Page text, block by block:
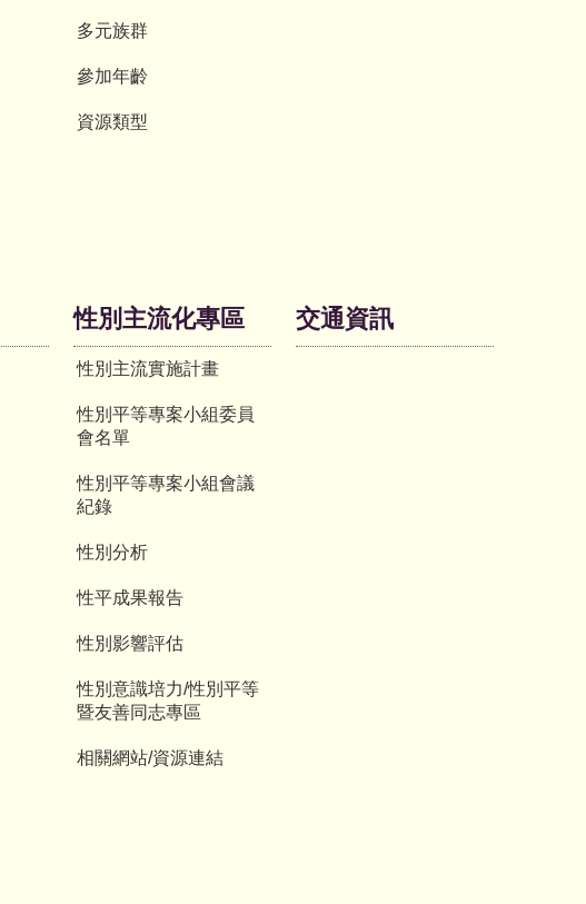
多元族群
參加年齡
資源類型
性別主流化專區
性別主流實施計畫
性別平等專案小組委員
會名單
性別平等專案小組會議
紀錄
性別分析
性平成果報告
性別影響評估
性別意識培力/性別平等
暨友善同志專區
相關網站/資源連結
交通資訊